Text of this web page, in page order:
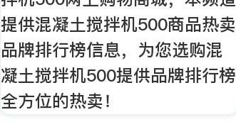
提供混凝土搅拌机500商品热卖
品牌排行榜信息，为您选购混
凝土搅拌机500提供品牌排行榜
全方位的热卖！